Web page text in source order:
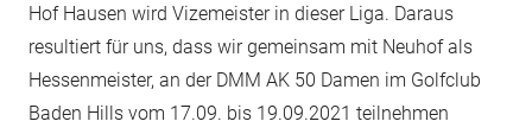
Hof Hausen wird Vizemeister in dieser Liga. Daraus
resultiert für uns, dass wir gemeinsam mit Neuhof als
Hessenmeister, an der DMM AK 50 Damen im Golfclub
Baden Hills vom 17.09. bis 19.09.2021 teilnehmen